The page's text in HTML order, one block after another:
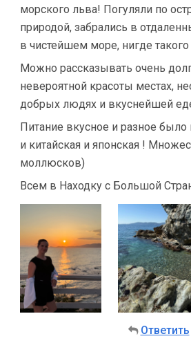
морского льва! Погуляли по
природой, забрались в
в чистейшем море, нигде
Можно рассказывать очень
невероятной красоты местах,
добрых людях и вкуснейшей
Питание вкусное и разное было
и китайская и японская !
моллюсков)
Всем в Находку с Большой
Ответить